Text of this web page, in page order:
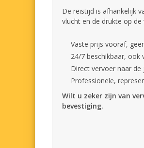
De reistijd is afhankelijk
vlucht en de drukte op de
Vaste prijs vooraf,
24/7 beschikbaar, ook
Direct vervoer naar de
Professionele,
Wilt u zeker zijn van
bevestiging.